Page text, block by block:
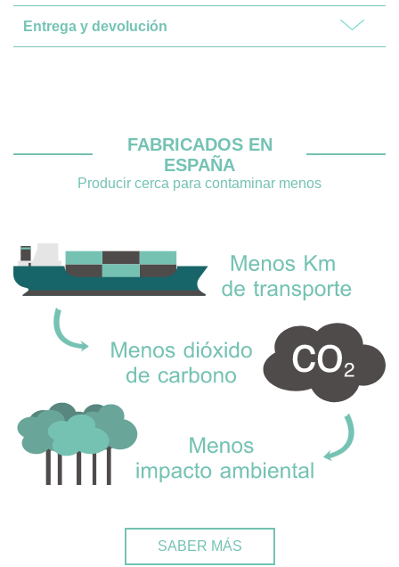
Entrega y devolución
FABRICADOS EN
ESPAÑA
Producir cerca para contaminar menos
SABER MÁS